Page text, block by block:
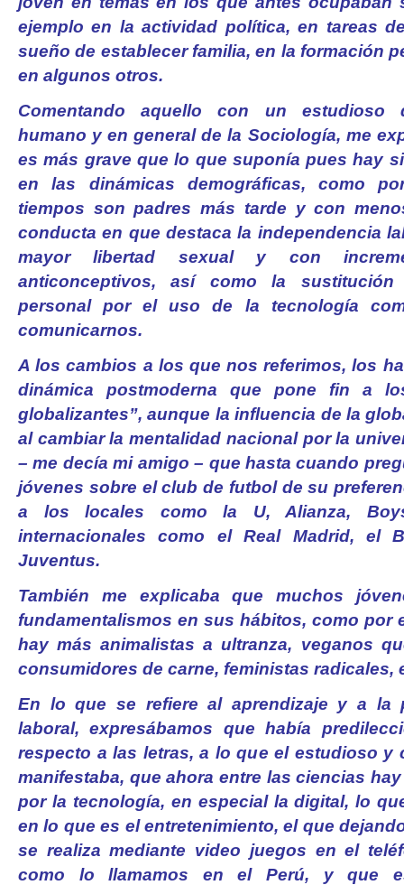
ejemplo en la actividad política, en tareas
sueño de establecer familia, en la formación
en algunos otros.
Comentando aquello con un estudioso
humano y en general de la Sociología, me
es más grave que lo que suponía pues hay
en las dinámicas demográficas, como
tiempos son padres más tarde y con
conducta en que destaca la independencia
mayor libertad sexual y con
anticonceptivos, así como la
personal por el uso de la tecnología
comunicarnos.
A los cambios a los que nos referimos, los
dinámica postmoderna que pone fin a
globalizantes”, aunque la influencia de la
al cambiar la mentalidad nacional por la
– me decía mi amigo – que hasta cuando
jóvenes sobre el club de futbol de su
a los locales como la U, Alianza,
internacionales como el Real Madrid, el
Juventus.
También me explicaba que muchos
fundamentalismos en sus hábitos, como por
hay más animalistas a ultranza, veganos
consumidores de carne, feministas radicales,
En lo que se refiere al aprendizaje y a la
laboral, expresábamos que había
respecto a las letras, a lo que el estudioso y
manifestaba, que ahora entre las ciencias
por la tecnología, en especial la digital, lo
en lo que es el entretenimiento, el que
se realiza mediante video juegos en el
como lo llamamos en el Perú, y que